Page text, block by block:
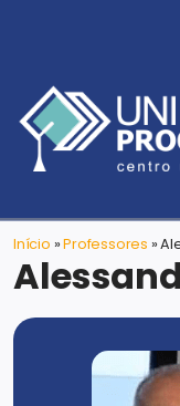
Início »Professores »